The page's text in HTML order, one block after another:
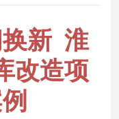
新 淮
改造项